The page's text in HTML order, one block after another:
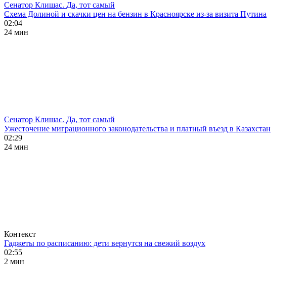
Сенатор Клишас. Да, тот самый
Схема Долиной и скачки цен на бензин в Красноярске из-за визита Путина
02:04
24 мин
Сенатор Клишас. Да, тот самый
Ужесточение миграционного законодательства и платный въезд в Казахстан
02:29
24 мин
Контекст
Гаджеты по расписанию: дети вернутся на свежий воздух
02:55
2 мин